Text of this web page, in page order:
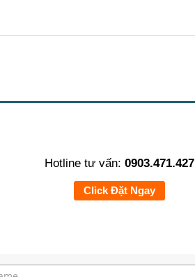
Hotline tư vấn:0903.471.427
Click Đặt Ngay